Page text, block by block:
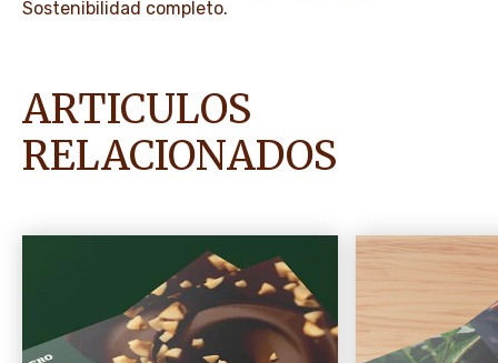
Sostenibilidad completo.
ARTICULOS
RELACIONADOS